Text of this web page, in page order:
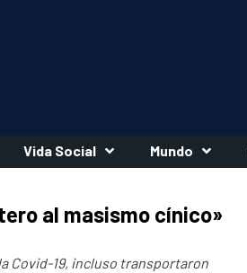
Vida Social Mundo
al masismo cínico»
Covid-19, incluso transportaron